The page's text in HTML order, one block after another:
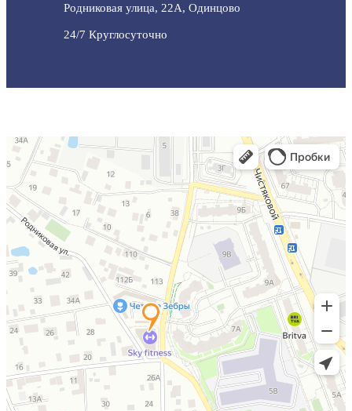
Родниковая улица, 22А, Одинцово
24/7 Круглосуточно